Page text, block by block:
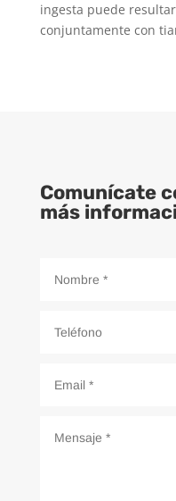
ingesta puede
conjuntamente con
Comunícate
más